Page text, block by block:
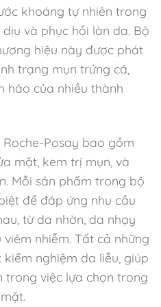
khoáng tự nhiên trong
và phục hồi làn da. Bộ
hiệu này được phát
trạng mụn trứng cá,
hảo của nhiều thành
Posay bao gồm
mặt, kem trị mụn, và
Mỗi sản phẩm trong bộ
để đáp ứng nhu cầu
từ da nhờn, da nhạy
nhiễm. Tất cả những
nghiệm da liễu, giúp
trong việc lựa chọn trong